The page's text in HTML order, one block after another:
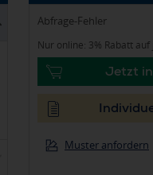
Abfrage-Fehler
Nur online: 3% Rabatt
Jetzt
Muster anfordern